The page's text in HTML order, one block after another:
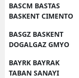
BASCM BASTAS
BASKENT CIMENTO
BASGZ BASKENT
DOGALGAZ GMYO
BAYRK BAYRAK
TABAN SANAYI